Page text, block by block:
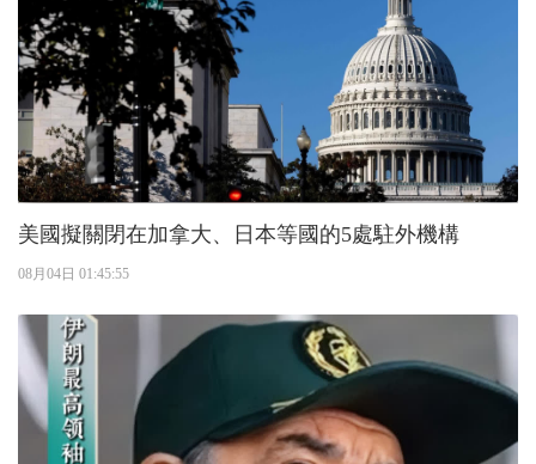
美國擬關閉在加拿大、日本等國的5處駐外機構
08月04日 01:45:55